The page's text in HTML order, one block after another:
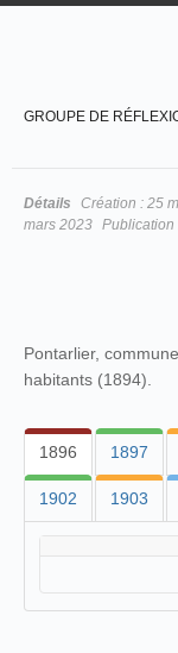
GROUPE DE
Détails Création : 25
mars 2023 Publication
Pontarlier,
habitants (1894).
1896 1897
1902 1903